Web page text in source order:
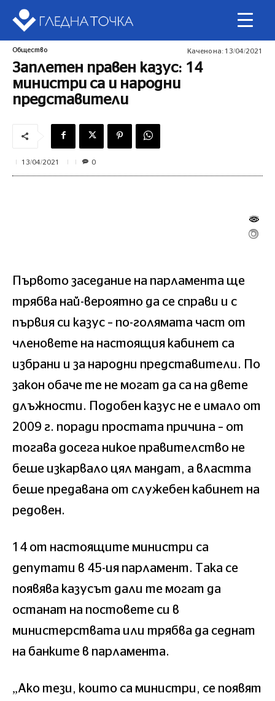
Общество Качено на: 13/04/2021
Заплетен правен казус: 14
министри са и народни
представители
13/04/2021 0
Първото заседание на парламента ще
трябва най-вероятно да се справи и с
първия си казус – по-голямата част от
членовете на настоящия кабинет са
избрани и за народни представители. По
закон обаче те не могат да са на двете
длъжности. Подобен казус не е имало от
2009 г. поради простата причина – от
тогава досега никое правителство не
беше изкарвало цял мандат, а властта
беше предавана от служебен кабинет на
редовен.
14 от настоящите министри са
депутати в 45-ия парламент. Така се
появява казусът дали те могат да
останат на постовете си в
министерствата или трябва да седнат
на банките в парламента.
„Ако тези, които са министри, се появят